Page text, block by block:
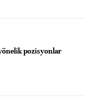
pozisyonlar